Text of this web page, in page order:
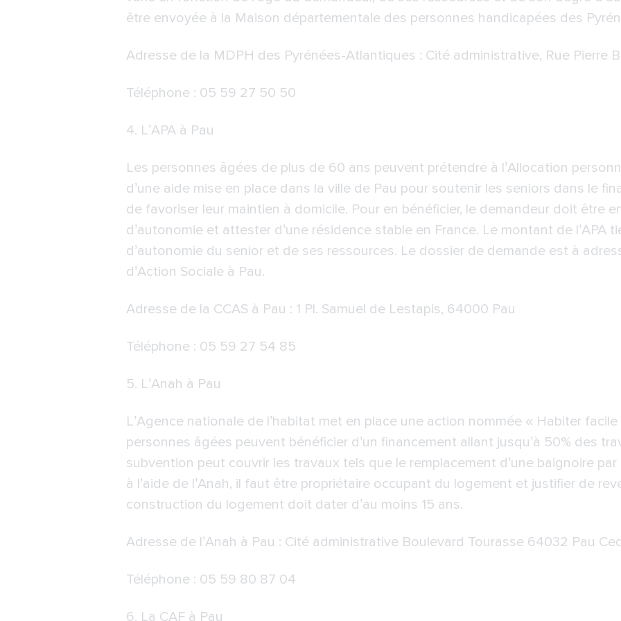
être envoyée à la Maison départementale des personnes handicapées des
Adresse de la MDPH des Pyrénées-Atlantiques : Cité administrative, Rue Pierre
Téléphone : 05 59 27 50 50
4. L’APA à Pau
Les personnes âgées de plus de 60 ans peuvent prétendre à l’Allocation
d’une aide mise en place dans la ville de Pau pour soutenir les seniors dans le
de favoriser leur maintien à domicile. Pour en bénéficier, le demandeur doit être
d’autonomie et attester d’une résidence stable en France. Le montant de l’APA
d’autonomie du senior et de ses ressources. Le dossier de demande est à
d’Action Sociale à Pau.
Adresse de la CCAS à Pau : 1 Pl. Samuel de Lestapis, 64000 Pau
Téléphone : 05 59 27 54 85
5. L’Anah à Pau
L’Agence nationale de l’habitat met en place une action nommée « Habiter
personnes âgées peuvent bénéficier d’un financement allant jusqu’à 50% des
subvention peut couvrir les travaux tels que le remplacement d’une baignoire
à l’aide de l’Anah, il faut être propriétaire occupant du logement et justifier de
construction du logement doit dater d’au moins 15 ans.
Adresse de l’Anah à Pau : Cité administrative Boulevard Tourasse 64032 Pau
Téléphone : 05 59 80 87 04
6. La CAF à Pau